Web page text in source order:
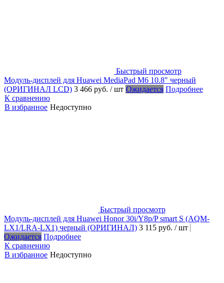
Быстрый просмотр
Модуль-дисплей для Huawei MediaPad M6 10.8" черный
(ОРИГИНАЛ LCD) 3 466 руб. / шт Ожидается Подробнее
К сравнению
В избранное Недоступно
Быстрый просмотр
Модуль-дисплей для Huawei Honor 30i/Y8p/P smart S (AQM-
LX1/LRA-LX1) черный (ОРИГИНАЛ) 3 115 руб. / шт
Ожидается Подробнее
К сравнению
В избранное Недоступно